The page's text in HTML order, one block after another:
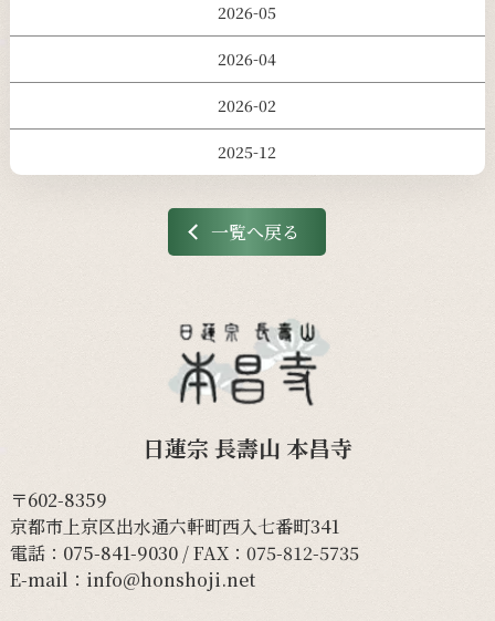
2026-05
2026-04
2026-02
2025-12
一覧へ戻る
日蓮宗 長壽山 本昌寺
〒602-8359
京都市上京区出水通六軒町西入七番町341
電話： 075-841-9030/ FAX：075-812-5735
E-mail： info@honshoji.net